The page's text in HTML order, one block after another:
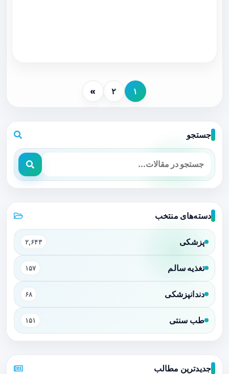
۱ ۲ »
جستجو
دسته‌های منتخب
پزشکی ۲,۶۴۳
تغذیه سالم ۱۵۷
دندانپزشکی ۶۸
طب سنتی ۱۵۱
جدیدترین مطالب